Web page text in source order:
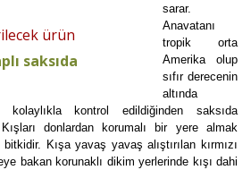
ürün
saksıda
sarar.
Anavatanı
tropik orta
Amerika olup
sıfır derecenin
altında
kontrol edildiğinden saksıda
donlardan korumalı bir yere almak
Kışa yavaş yavaş alıştırılan kırmızı
bakan korunaklı dikim yerlerinde kışı dahi